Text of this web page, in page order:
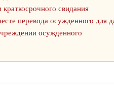
краткосрочного свидания
перевода осужденного для
осужденного